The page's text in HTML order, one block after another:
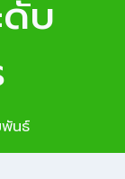
ดับ
พันธ์